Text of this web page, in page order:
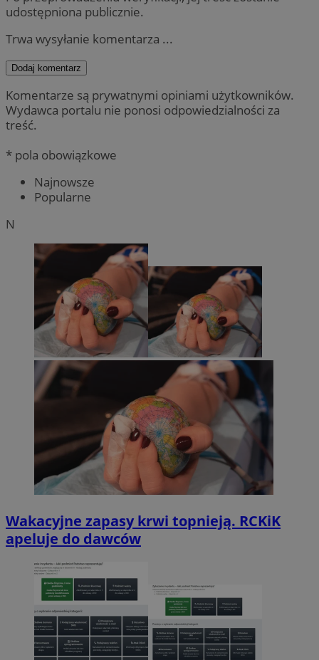
udostępniona publicznie.
Trwa wysyłanie komentarza ...
Dodaj komentarz
Komentarze są prywatnymi opiniami użytkowników.
Wydawca portalu nie ponosi odpowiedzialności za
treść.
* pola obowiązkowe
Najnowsze
Popularne
N
Wakacyjne zapasy krwi topnieją. RCKiK
apeluje do dawców